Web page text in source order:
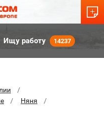
Ищу работу 14237
Няня